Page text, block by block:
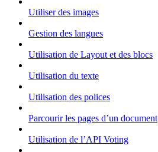
Utiliser des images
Gestion des langues
Utilisation de Layout et des blocs
Utilisation du texte
Utilisation des polices
Parcourir les pages d’un document
Utilisation de l’API Voting